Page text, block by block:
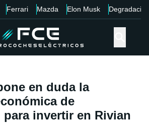
Ferrari Mazda Elon Musk Degradación
en duda la
de
para invertir en Rivian